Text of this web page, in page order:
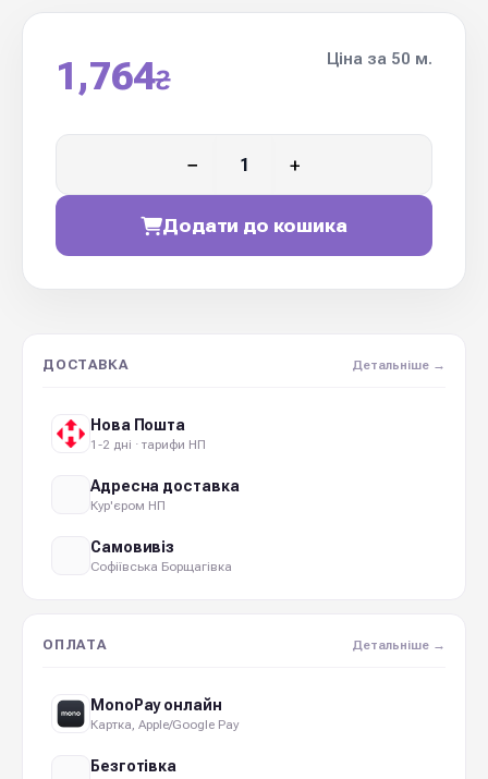
1,764₴
Ціна за 50 м.
− +
Додати до кошика
ДОСТАВКА Детальніше →
Нова Пошта
1-2 дні · тарифи НП
Адресна доставка
Кур'єром НП
Самовивіз
Софіївська Борщагівка
ОПЛАТА Детальніше →
MonoPay онлайн
Картка, Apple/Google Pay
Безготівка